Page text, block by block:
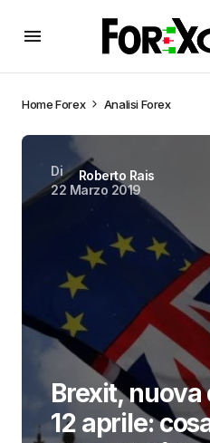
HomeForex Analisi Forex
Di
Roberto Rais
22 Marzo 2019
Brexit,
12 aprile: